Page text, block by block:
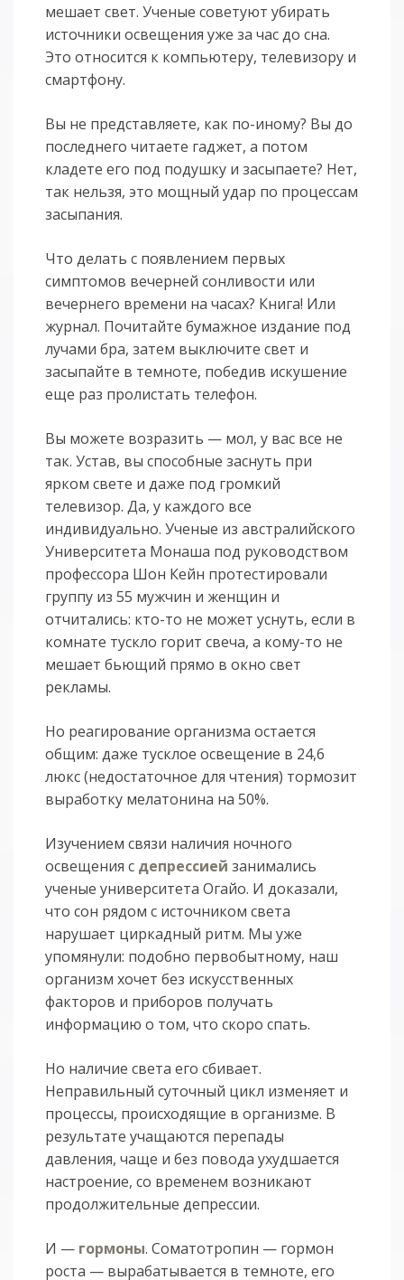
мешает свет. Ученые советуют убирать
источники освещения уже за час до сна.
Это относится к компьютеру, телевизору и
смартфону.
Вы не представляете, как по-иному? Вы до
последнего читаете гаджет, а потом
кладете его под подушку и засыпаете? Нет,
так нельзя, это мощный удар по процессам
засыпания.
Что делать с появлением первых
симптомов вечерней сонливости или
вечернего времени на часах? Книга! Или
журнал. Почитайте бумажное издание под
лучами бра, затем выключите свет и
засыпайте в темноте, победив искушение
еще раз пролистать телефон.
Вы можете возразить — мол, у вас все не
так. Устав, вы способные заснуть при
ярком свете и даже под громкий
телевизор. Да, у каждого все
индивидуально. Ученые из австралийского
Университета Монаша под руководством
профессора Шон Кейн протестировали
группу из 55 мужчин и женщин и
отчитались: кто-то не может уснуть, если в
комнате тускло горит свеча, а кому-то не
мешает бьющий прямо в окно свет
рекламы.
Но реагирование организма остается
общим: даже тусклое освещение в 24,6
люкс (недостаточное для чтения) тормозит
выработку мелатонина на 50%.
Изучением связи наличия ночного
освещения с депрессией занимались
ученые университета Огайо. И доказали,
что сон рядом с источником света
нарушает циркадный ритм. Мы уже
упомянули: подобно первобытному, наш
организм хочет без искусственных
факторов и приборов получать
информацию о том, что скоро спать.
Но наличие света его сбивает.
Неправильный суточный цикл изменяет и
процессы, происходящие в организме. В
результате учащаются перепады
давления, чаще и без повода ухудшается
настроение, со временем возникают
продолжительные депрессии.
И — гормоны. Соматотропин — гормон
роста — вырабатывается в темноте, его